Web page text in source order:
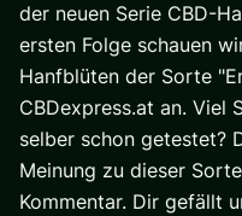
der neuen Serie CBD-
ersten Folge schauen
Hanfblüten der Sorte
CBDexpress.at an. Viel
selber schon getestet?
Meinung zu dieser
Kommentar. Dir gefällt